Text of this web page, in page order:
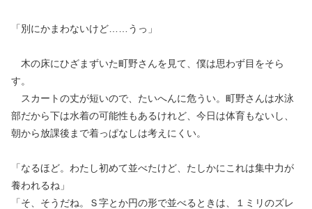
「別にかまわないけど……うっ」
木の床にひざまずいた町野さんを見て、僕は思わず目をそら
す。
スカートの丈が短いので、たいへんに危うい。町野さんは水泳
部だから下は水着の可能性もあるけれど、今日は体育もないし、
朝から放課後まで着っぱなしは考えにくい。
「なるほど。わたし初めて並べたけど、たしかにこれは集中力が
養われるね」
「そ、そうだね。Ｓ字とか円の形で並べるときは、１ミリのズレ